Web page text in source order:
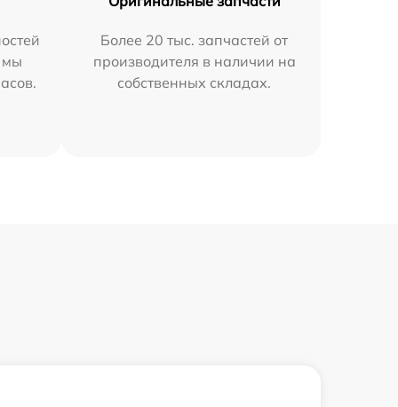
мы
Более 20 тыс. запчастей от
производителя в наличии на
собственных складах.